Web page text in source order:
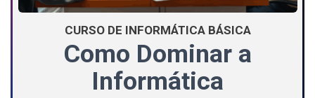
CURSO DE INFORMÁTICA BÁSICA
Como Dominar a
Informática